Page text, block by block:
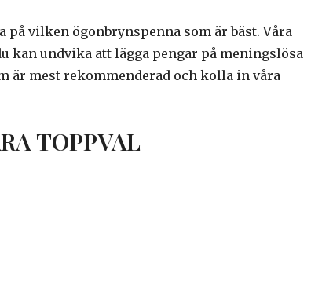
på vilken ögonbrynspenna som är bäst. Våra
kan undvika att lägga pengar på meningslösa
är mest rekommenderad och kolla in våra
TOPPVAL